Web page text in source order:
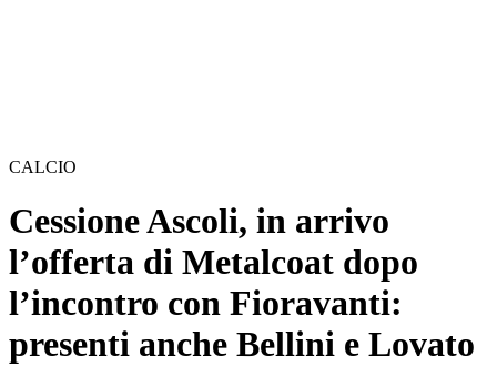
CALCIO
Cessione Ascoli, in arrivo
l’offerta di Metalcoat dopo
l’incontro con Fioravanti:
presenti anche Bellini e Lovato